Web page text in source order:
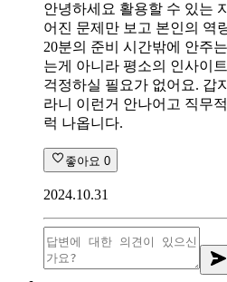
안녕하세요 활용할 수 있는
어진 문제만 보고 본인의 역
20분의 준비 시간밖에 안주
는게 아니라 평소의 인사이
걱정하실 필요가 없어요. 갑
라니 이런거 안나어고 직무
럭 나옵니다.
좋아요 0
2024.10.31